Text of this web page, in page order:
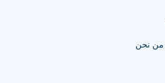
من نحن